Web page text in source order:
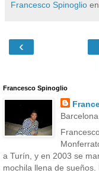
Francesco Spinoglio en
‹
Francesco Spinoglio
a Turín, y en 2003 se
mochila llena de